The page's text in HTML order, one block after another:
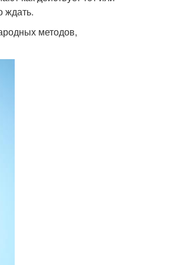
ждать.
методов,